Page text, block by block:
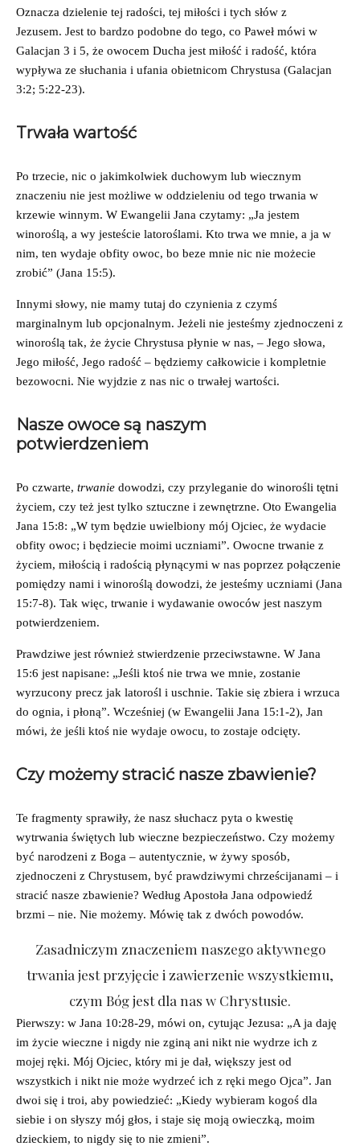
Oznacza dzielenie tej radości, tej miłości i tych słów z
Jezusem. Jest to bardzo podobne do tego, co Paweł mówi w
Galacjan 3 i 5, że owocem Ducha jest miłość i radość, która
wypływa ze słuchania i ufania obietnicom Chrystusa (Galacjan
3:2; 5:22-23).
Trwała wartość
Po trzecie, nic o jakimkolwiek duchowym lub wiecznym
znaczeniu nie jest możliwe w oddzieleniu od tego trwania w
krzewie winnym. W Ewangelii Jana czytamy: „Ja jestem
winoroślą, a wy jesteście latoroślami. Kto trwa we mnie, a ja w
nim, ten wydaje obfity owoc, bo beze mnie nic nie możecie
zrobić” (‭‭Jana‬ ‭15:5‬).
Innymi słowy, nie mamy tutaj do czynienia z czymś
marginalnym lub opcjonalnym. Jeżeli nie jesteśmy zjednoczeni z
winoroślą tak, że życie Chrystusa płynie w nas, – Jego słowa,
Jego miłość, Jego radość – będziemy całkowicie i kompletnie
bezowocni. Nie wyjdzie z nas nic o trwałej wartości.
Nasze owoce są naszym
potwierdzeniem
Po czwarte, trwanie dowodzi, czy przyleganie do winorośli tętni
życiem, czy też jest tylko sztuczne i zewnętrzne. Oto Ewangelia
Jana 15:8: „W tym będzie uwielbiony mój Ojciec, że wydacie
obfity owoc; i będziecie moimi uczniami”. Owocne trwanie z
życiem, miłością i radością płynącymi w nas poprzez połączenie
pomiędzy nami i winoroślą dowodzi, że jesteśmy uczniami (Jana
15:7-8). Tak więc, trwanie i wydawanie owoców jest naszym
potwierdzeniem.
Prawdziwe jest również stwierdzenie przeciwstawne. W Jana
15:6 jest napisane: „Jeśli ktoś nie trwa we mnie, zostanie
wyrzucony precz jak latorośl i uschnie. Takie się zbiera i wrzuca
do ognia, i płoną”. Wcześniej (w Ewangelii Jana 15:1-2), Jan
mówi, że jeśli ktoś nie wydaje owocu, to zostaje odcięty.
Czy możemy stracić nasze zbawienie?
Te fragmenty sprawiły, że nasz słuchacz pyta o kwestię
wytrwania świętych lub wieczne bezpieczeństwo. Czy możemy
być narodzeni z Boga – autentycznie, w żywy sposób,
zjednoczeni z Chrystusem, być prawdziwymi chrześcijanami – i
stracić nasze zbawienie? Według Apostoła Jana odpowiedź
brzmi – nie. Nie możemy. Mówię tak z dwóch powodów.
Zasadniczym znaczeniem naszego aktywnego
trwania jest przyjęcie i zawierzenie wszystkiemu,
czym Bóg jest dla nas w Chrystusie.
Pierwszy: w Jana 10:28-29, mówi on, cytując Jezusa: „A ja daję
im życie wieczne i nigdy nie zginą ani nikt nie wydrze ich z
mojej ręki. Mój Ojciec, który mi je dał, większy jest od
wszystkich i nikt nie może wydrzeć ich z ręki mego Ojca”. Jan
dwoi się i troi, aby powiedzieć: „Kiedy wybieram kogoś dla
siebie i on słyszy mój głos, i staje się moją owieczką, moim
dzieckiem, to nigdy się to nie zmieni”.